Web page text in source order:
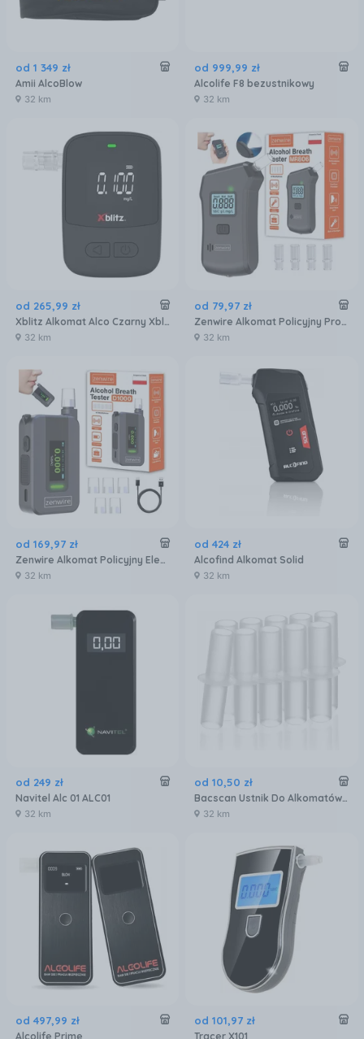
od 1 349 zł
Amii AlcoBlow
32 km
od 999,99 zł
Alcolife F8 bezustnikowy
32 km
od 265,99 zł
Xblitz Alkomat Alco Czarny Xblitzalco
32 km
od 79,97 zł
Zenwire Alkomat Policyjny Profesjonalny Cyfrowy Alkotest Domowy Latarka 5X Ustnik
32 km
od 169,97 zł
Zenwire Alkomat Policyjny Elektrochemiczny Ai Bezustnikowy Profesjonalny 6X Ustniki D1000
32 km
od 424 zł
Alcofind Alkomat Solid
32 km
od 249 zł
Navitel Alc 01 ALC01
32 km
od 10,50 zł
Bacscan Ustnik Do Alkomatów Uniwersalny 10szt.
32 km
od 497,99 zł
Alcolife Prime
od 101,97 zł
Tracer X101